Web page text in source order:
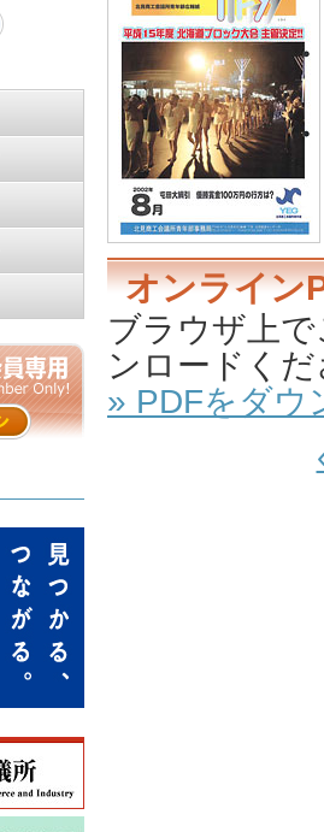
オンライン
ブラウザ上
ンロードく
» PDFをダウ